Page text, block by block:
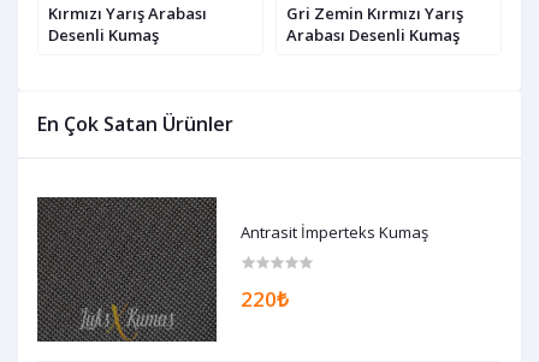
En Çok Satan Ürünler
Antrasit İmperteks Kumaş
220₺
Kırmızı Yarış Arabası
Desenli Kumaş
Gri Zemin Kırmızı Yarış
Arabası Desenli Kumaş